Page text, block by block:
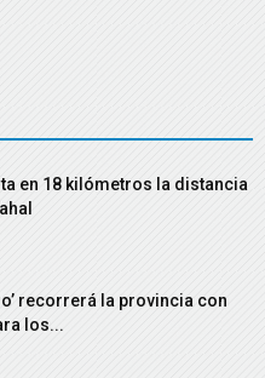
en 18 kilómetros la distancia
recorrerá la provincia con
los...